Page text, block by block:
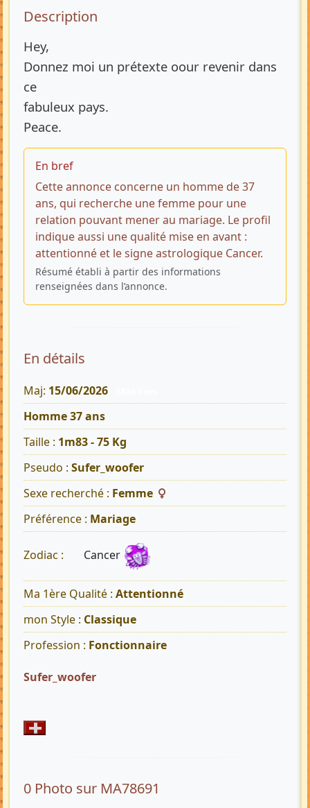
Description de l’annonce
Description
Hey,
Donnez moi un prétexte oour revenir dans
ce
fabuleux pays.
Peace.
En bref
Cette annonce concerne un homme de 37
ans, qui recherche une femme pour une
relation pouvant mener au mariage. Le profil
indique aussi une qualité mise en avant :
attentionné et le signe astrologique Cancer.
Résumé établi à partir des informations
renseignées dans l’annonce.
En détails
Maj: 15/06/2026
Homme 37 ans
Taille : 1m83 - 75 Kg
Pseudo : Sufer_woofer
Sexe recherché : Femme
Préférence : Mariage
Zodiac : Cancer
Ma 1ère Qualité : Attentionné
mon Style : Classique
Profession : Fonctionnaire
Sufer_woofer
0 Photo sur MA78691